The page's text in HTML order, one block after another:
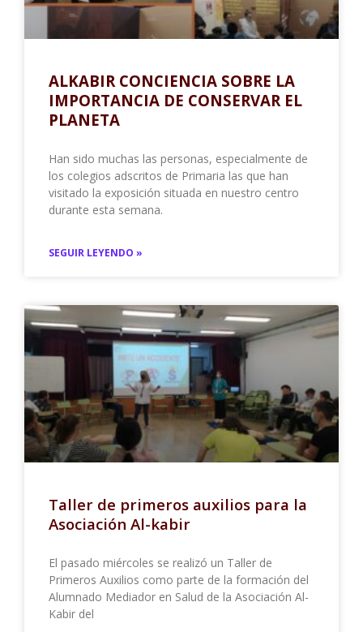
ALKABIR CONCIENCIA SOBRE LA
IMPORTANCIA DE CONSERVAR EL
PLANETA
Han sido muchas las personas, especialmente de
los colegios adscritos de Primaria las que han
visitado la exposición situada en nuestro centro
durante esta semana.
SEGUIR LEYENDO »
Taller de primeros auxilios para la
Asociación Al-kabir
El pasado miércoles se realizó un Taller de
Primeros Auxilios como parte de la formación del
Alumnado Mediador en Salud de la Asociación Al-
Kabir del